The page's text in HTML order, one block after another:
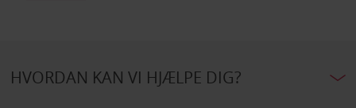
HVORDAN KAN VI HJÆLPE DIG?